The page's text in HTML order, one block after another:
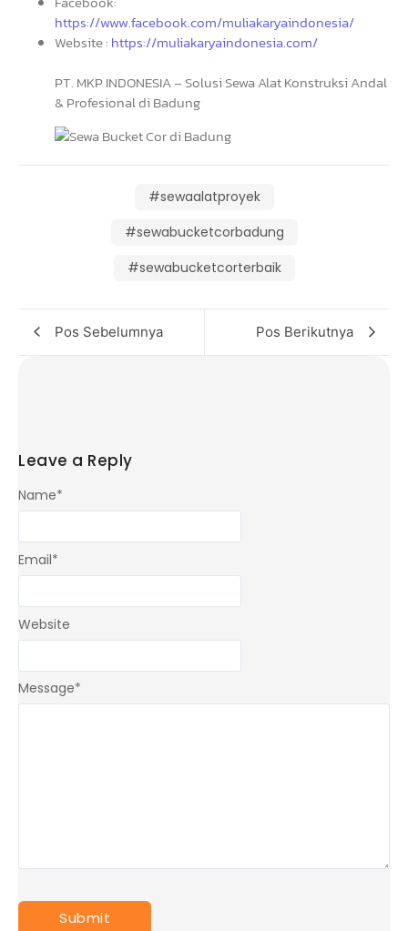
https://www.facebook.com/muliakaryaindonesia/
Website : https://muliakaryaindonesia.com/
PT. MKP INDONESIA – Solusi Sewa Alat Konstruksi Andal
& Profesional di Badung
#sewaalatproyek
#sewabucketcorbadung
#sewabucketcorterbaik
Pos Sebelumnya Pos Berikutnya
Leave a Reply
Message*
Name*
Email*
Website